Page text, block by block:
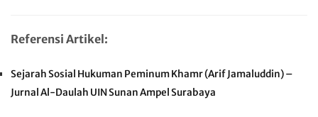
Referensi Artikel:
Sejarah Sosial Hukuman Peminum Khamr (Arif Jamaluddin) –
Jurnal Al-Daulah UIN Sunan Ampel Surabaya